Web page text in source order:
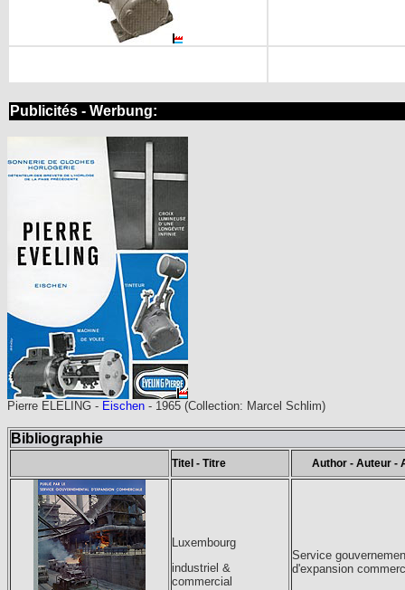
Publicités - Werbung:
Pierre ELELING - Eischen - 1965 (Collection: Marcel Schlim)
Bibliographie
Titel - Titre Author - Auteur -
Luxembourg
industriel &
commercial
Service
d'expansion